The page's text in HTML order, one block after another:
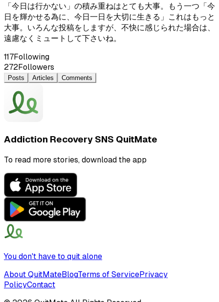
「今日は行かない」の積み重ねはとても大事。もう一つ「今
日を輝かせる為に、今日一日を大切に生きる」これはもっと
大事。いろんな投稿をしますが、不快に感じられた場合は、
遠慮なくミュートして下さいね。
117Following
272Followers
Posts Articles Comments
Addiction Recovery SNS QuitMate
To read more stories, download the app
You don't have to quit alone
About QuitMateBlogTerms of ServicePrivacy
PolicyContact